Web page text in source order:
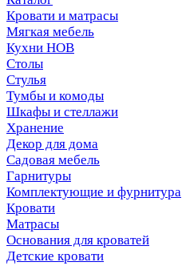
Кровати и матрасы
Мягкая мебель
Кухни НОВ
Столы
Стулья
Тумбы и комоды
Шкафы и стеллажи
Хранение
Декор для дома
Садовая мебель
Гарнитуры
Комплектующие и фурнитура
Кровати
Матрасы
Основания для кроватей
Детские кровати